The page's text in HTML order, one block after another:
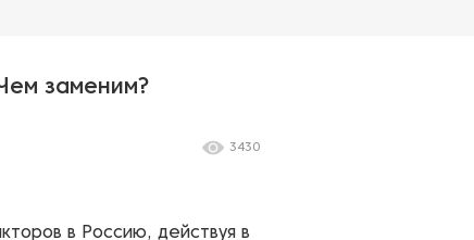
заменим?
3430
в Россию, действуя в